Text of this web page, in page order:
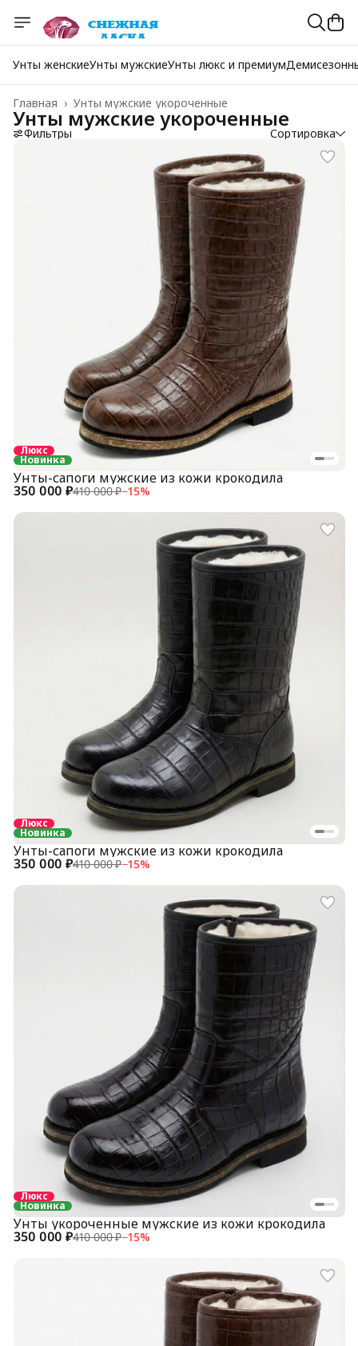
Унты женскиеУнты мужскиеУнты люкс и премиум
Унты мужские укороченные
Главная ›
Унты мужские укороченные
Фильтры Сортировка
Люкс
Новинка
350 000 ₽410 000 ₽−15%
Унты-сапоги мужские из кожи крокодила
Люкс
Новинка
350 000 ₽410 000 ₽−15%
Унты-сапоги мужские из кожи крокодила
Люкс
Новинка
350 000 ₽410 000 ₽−15%
Унты укороченные мужские из кожи крокодила